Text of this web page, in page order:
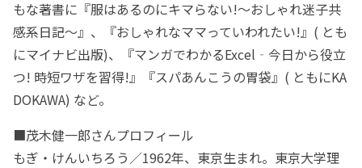
もな著書に『服はあるのにキマらない!～おしゃれ迷子共
感系日記～』、『おしゃれなママっていわれたい!』( とも
にマイナビ出版)、『マンガでわかるExcel‐今日から役立
つ! 時短ワザを習得!』『スパあんこうの胃袋』( ともにKA
DOKAWA) など。
■茂木健一郎さんプロフィール
もぎ・けんいちろう／1962年、東京生まれ。東京大学理